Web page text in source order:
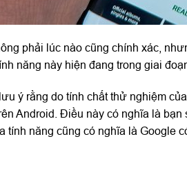
phải lúc nào cũng chính xác,
năng này hiện đang trong giai
ý rằng do tính chất thử nghiệm
Android. Điều này có nghĩa là
tính năng cũng có nghĩa là Google